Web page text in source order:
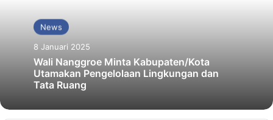
News
8 Januari 2025
Wali Nanggroe Minta Kabupaten/Kota
Utamakan Pengelolaan Lingkungan dan
Tata Ruang